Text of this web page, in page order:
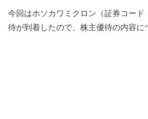
今回はホソカワミクロン（証券コード
待が到着したので、株主優待の内容に